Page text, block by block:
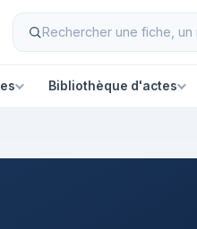
Bibliothèque d'actes